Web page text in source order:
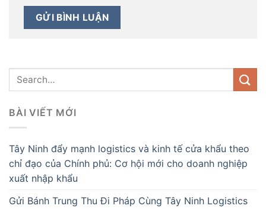
BÀI VIẾT MỚI
Tây Ninh đẩy mạnh logistics và kinh tế cửa khẩu theo
chỉ đạo của Chính phủ: Cơ hội mới cho doanh nghiệp
xuất nhập khẩu
Gửi Bánh Trung Thu Đi Pháp Cùng Tây Ninh Logistics